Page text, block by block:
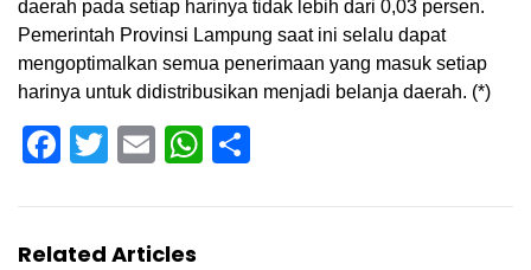
daerah pada setiap harinya tidak lebih dari 0,03 persen.
Pemerintah Provinsi Lampung saat ini selalu dapat
mengoptimalkan semua penerimaan yang masuk setiap
harinya untuk didistribusikan menjadi belanja daerah. (*)
Facebook
Twitter
EmailWhatsApp
Related Articles